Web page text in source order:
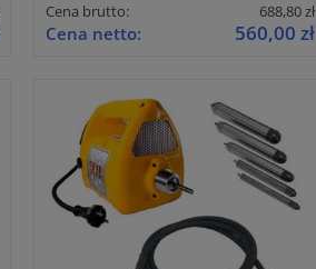
Cena brutto: 688,80 zł
Cena netto: 560,00 zł